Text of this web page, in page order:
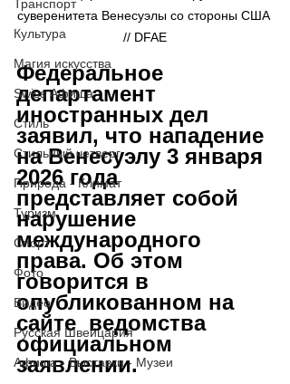
Транспорт
Культура
Магия искусства
Swiss Афиша
Стиль
Стильный четверг
Природа - Климат
Туризм
Спорт
Фото
Видео
Русская Швейцария
Афиша - Выставки - Музеи
суверенитета Венесуэлы со стороны США
// DFAE
Федеральное
департамент
иностранных дел
заявил, что нападение
на Венесуэлу 3 января
2026 года
представляет собой
нарушение
международного
права. Об этом
говорится в
опубликованном на
сайте  ведомства
официальном
заявлении.